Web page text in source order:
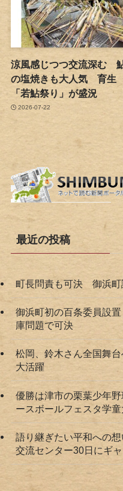
涼風感じつつ交流深む
の塩焼きも大人気 育生
「若鮎祭り」が盛況
2026-07-22
最近の投稿
町長問責も可決 御浜町
御浜町初の百条委員設
庫問題で可決
松岡、鈴木さん全国舞
大活躍
優勝は津市の栗葉少年
ースボールフェスタ学
語り継ぎたい平和への
交流センター30日にギ